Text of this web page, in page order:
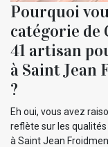
Pourquoi
catégorie
41 artisan
à Saint Jean
?
Eh oui, vous avez
reflète sur les
à Saint Jean